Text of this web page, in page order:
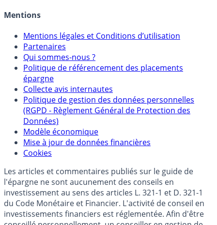
Mentions
Mentions légales et Conditions d’utilisation
Partenaires
Qui sommes-nous ?
Politique de référencement des placements
épargne
Collecte avis internautes
Politique de gestion des données personnelles
(RGPD - Règlement Général de Protection des
Données)
Modèle économique
Mise à jour de données financières
Cookies
Les articles et commentaires publiés sur le guide de
l'épargne ne sont aucunement des conseils en
investissement au sens des articles L. 321-1 et D. 321-1
du Code Monétaire et Financier. L'activité de conseil en
investissements financiers est réglementée. Afin d'être